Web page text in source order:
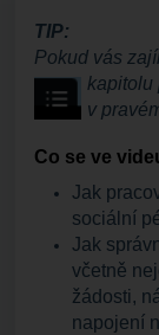
TIP:
Pokud vás
kapitolu
v
Co se ve
Jak
sociální
Jak
včetně
žádosti,
napojení